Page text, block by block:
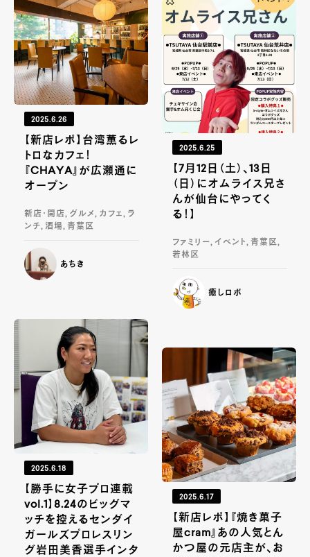
2025.6.26
【新店レポ】台湾薫るレ
トロなカフェ！
『CHAYA』が広瀬通に
オープン
新店・開店, グルメ, カフェ, ラ
ンチ, 酒場, 青葉区
あちき
2025.6.25
【7月12日（土）、13日
（日）にオムライス兄さ
んが仙台にやってく
る！】
ファミリー, イベント, 青葉区,
若林区
癒しロボ
2025.6.18
【勝手に女子プロ連載
vol.1】8.24のビッグマ
ッチを控えるセンダイ
ガールズプロレスリン
グ岩田美香選手インタ
2025.6.17
【新店レポ】『焼き菓子
屋cram』あの人気とん
かつ屋の元店主が、お